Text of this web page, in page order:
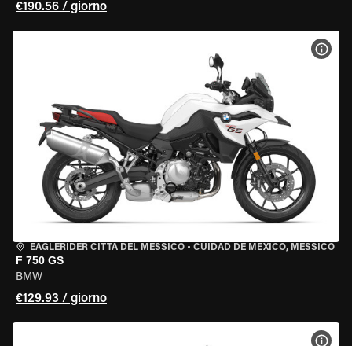
€190.56 / giorno
EAGLERIDER CITTÀ DEL MESSICO • CUIDAD DE MEXICO, MESSICO
F 750 GS
BMW
€129.93 / giorno